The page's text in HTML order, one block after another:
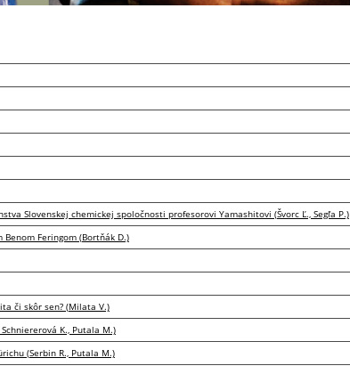
Slovenskej chemickej spoločnosti profesorovi Yamashitovi (Švorc Ľ., Segľa P.)
Feringom (Bortňák D.)
či skôr sen? (Milata V.)
K., Putala M.)
(Serbin R., Putala M.)